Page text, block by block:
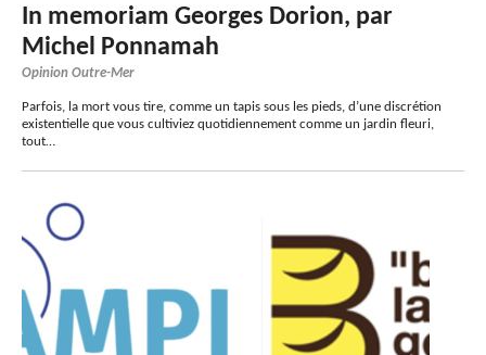
In memoriam Georges Dorion, par
Michel Ponnamah
Opinion Outre-Mer
Parfois, la mort vous tire, comme un tapis sous les pieds, d’une discrétion
existentielle que vous cultiviez quotidiennement comme un jardin fleuri,
tout…